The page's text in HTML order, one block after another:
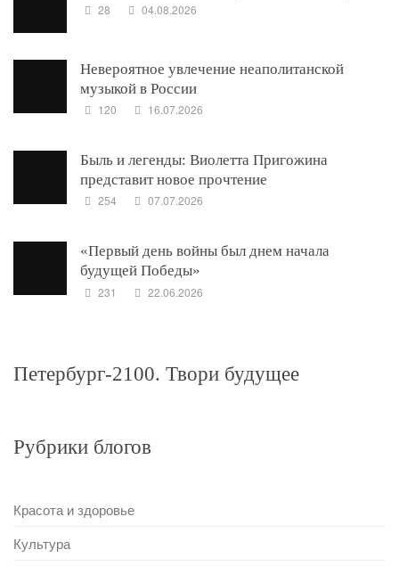
28 04.08.2026
Невероятное увлечение неаполитанской
музыкой в России
120 16.07.2026
Быль и легенды: Виолетта Пригожина
представит новое прочтение
254 07.07.2026
«Первый день войны был днем начала
будущей Победы»
231 22.06.2026
Петербург-2100. Твори будущее
Рубрики блогов
Красота и здоровье
Культура